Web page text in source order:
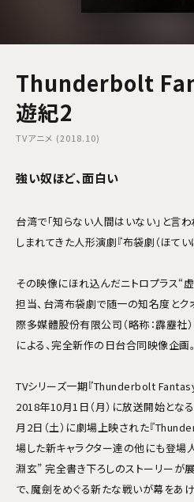
Thunderbolt
遊紀2
TVアニメ (2018.10)
強い奴ほど、面白い
台湾で「知らない人間はいない」と言
しまれてきた人形演劇『布袋劇（ほていげ
その映像にほれ込んだニトロプラス“
担当、台湾布袋劇で随一の知名度とク
際多媒體股份有限公司（略称：霹靂社
による、完全新作の日台合同映像企画。
TVシリーズ一期『Thunderbolt
2018年10月1日（月）に放送開始とな
月2日（土）に劇場上映された『
場した新キャラクター達の他にも登場
淵玄” 完全書き下ろしのストーリーが
で、魔劍をめぐる新たな戦いが幕をあけ